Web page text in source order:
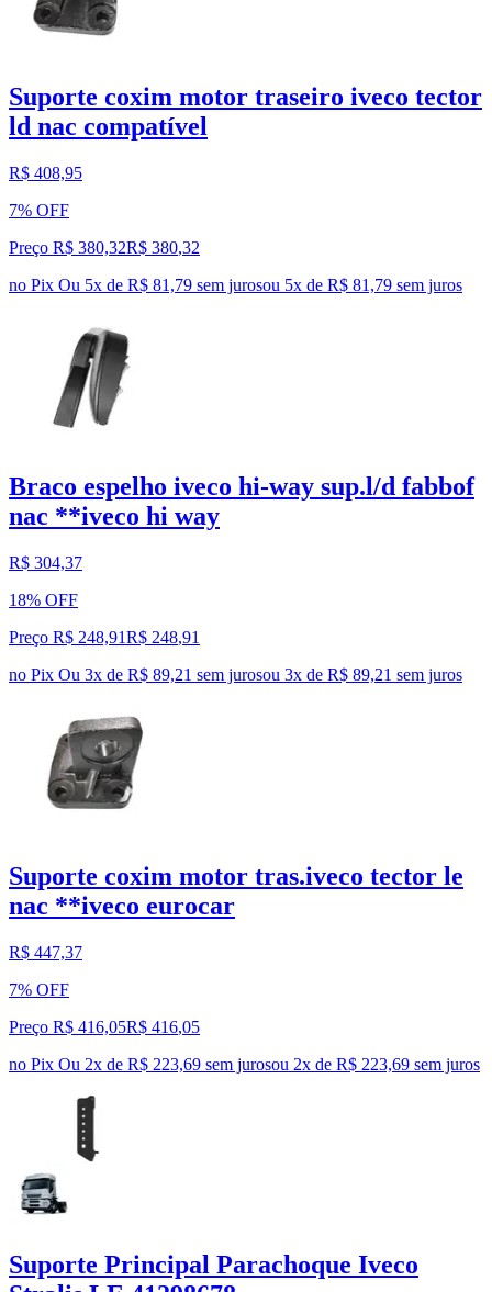
Suporte coxim motor traseiro iveco tector
ld nac compatível
R$ 408,95
7% OFF
Preço R$ 380,32R$ 380,32
no Pix Ou 5x de R$ 81,79 sem jurosou 5x de R$ 81,79 sem juros
Braco espelho iveco hi-way sup.l/d fabbof
nac **iveco hi way
R$ 304,37
18% OFF
Preço R$ 248,91R$ 248,91
no Pix Ou 3x de R$ 89,21 sem jurosou 3x de R$ 89,21 sem juros
Suporte coxim motor tras.iveco tector le
nac **iveco eurocar
R$ 447,37
7% OFF
Preço R$ 416,05R$ 416,05
no Pix Ou 2x de R$ 223,69 sem jurosou 2x de R$ 223,69 sem juros
Suporte Principal Parachoque Iveco